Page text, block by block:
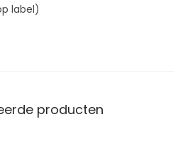
label)
producten